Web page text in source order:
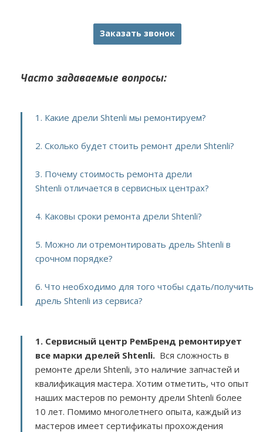
Заказать звонок
Часто задаваемые вопросы:
1. Какие дрели Shtenli мы ремонтируем?
2. Сколько будет стоить ремонт дрели Shtenli?
3. Почему стоимость ремонта дрели
Shtenli отличается в сервисных центрах?
4. Каковы сроки ремонта дрели Shtenli?
5. Можно ли отремонтировать дрель Shtenli в
срочном порядке?
6. Что необходимо для того чтобы сдать/получить
дрель Shtenli из сервиса?
1. Сервисный центр РемБренд ремонтирует
все марки дрелей Shtenli. Вся сложность в
ремонте дрели Shtenli, это наличие запчастей и
квалификация мастера. Хотим отметить, что опыт
наших мастеров по ремонту дрели Shtenli более
10 лет. Помимо многолетнего опыта, каждый из
мастеров имеет сертификаты прохождения